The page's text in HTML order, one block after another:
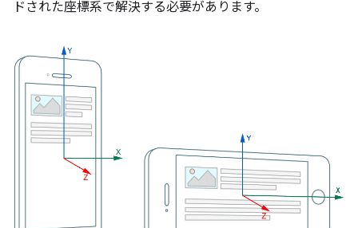
ドされた座標系で解決する必要があります。